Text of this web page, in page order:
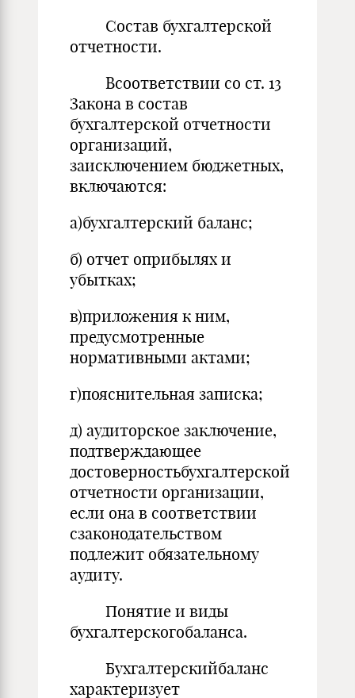
Состав бухгалтерской
отчетности.
Всоответствии со ст. 13
Закона в состав
бухгалтерской отчетности
организаций,
заисключением бюджетных,
включаются:
а)бухгалтерский баланс;
б) отчет оприбылях и
убытках;
в)приложения к ним,
предусмотренные
нормативными актами;
г)пояснительная записка;
д) аудиторское заключение,
подтверждающее
достоверностьбухгалтерской
отчетности организации,
если она в соответствии
сзаконодательством
подлежит обязательному
аудиту.
Понятие и виды
бухгалтерскогобаланса.
Бухгалтерскийбаланс
характеризует